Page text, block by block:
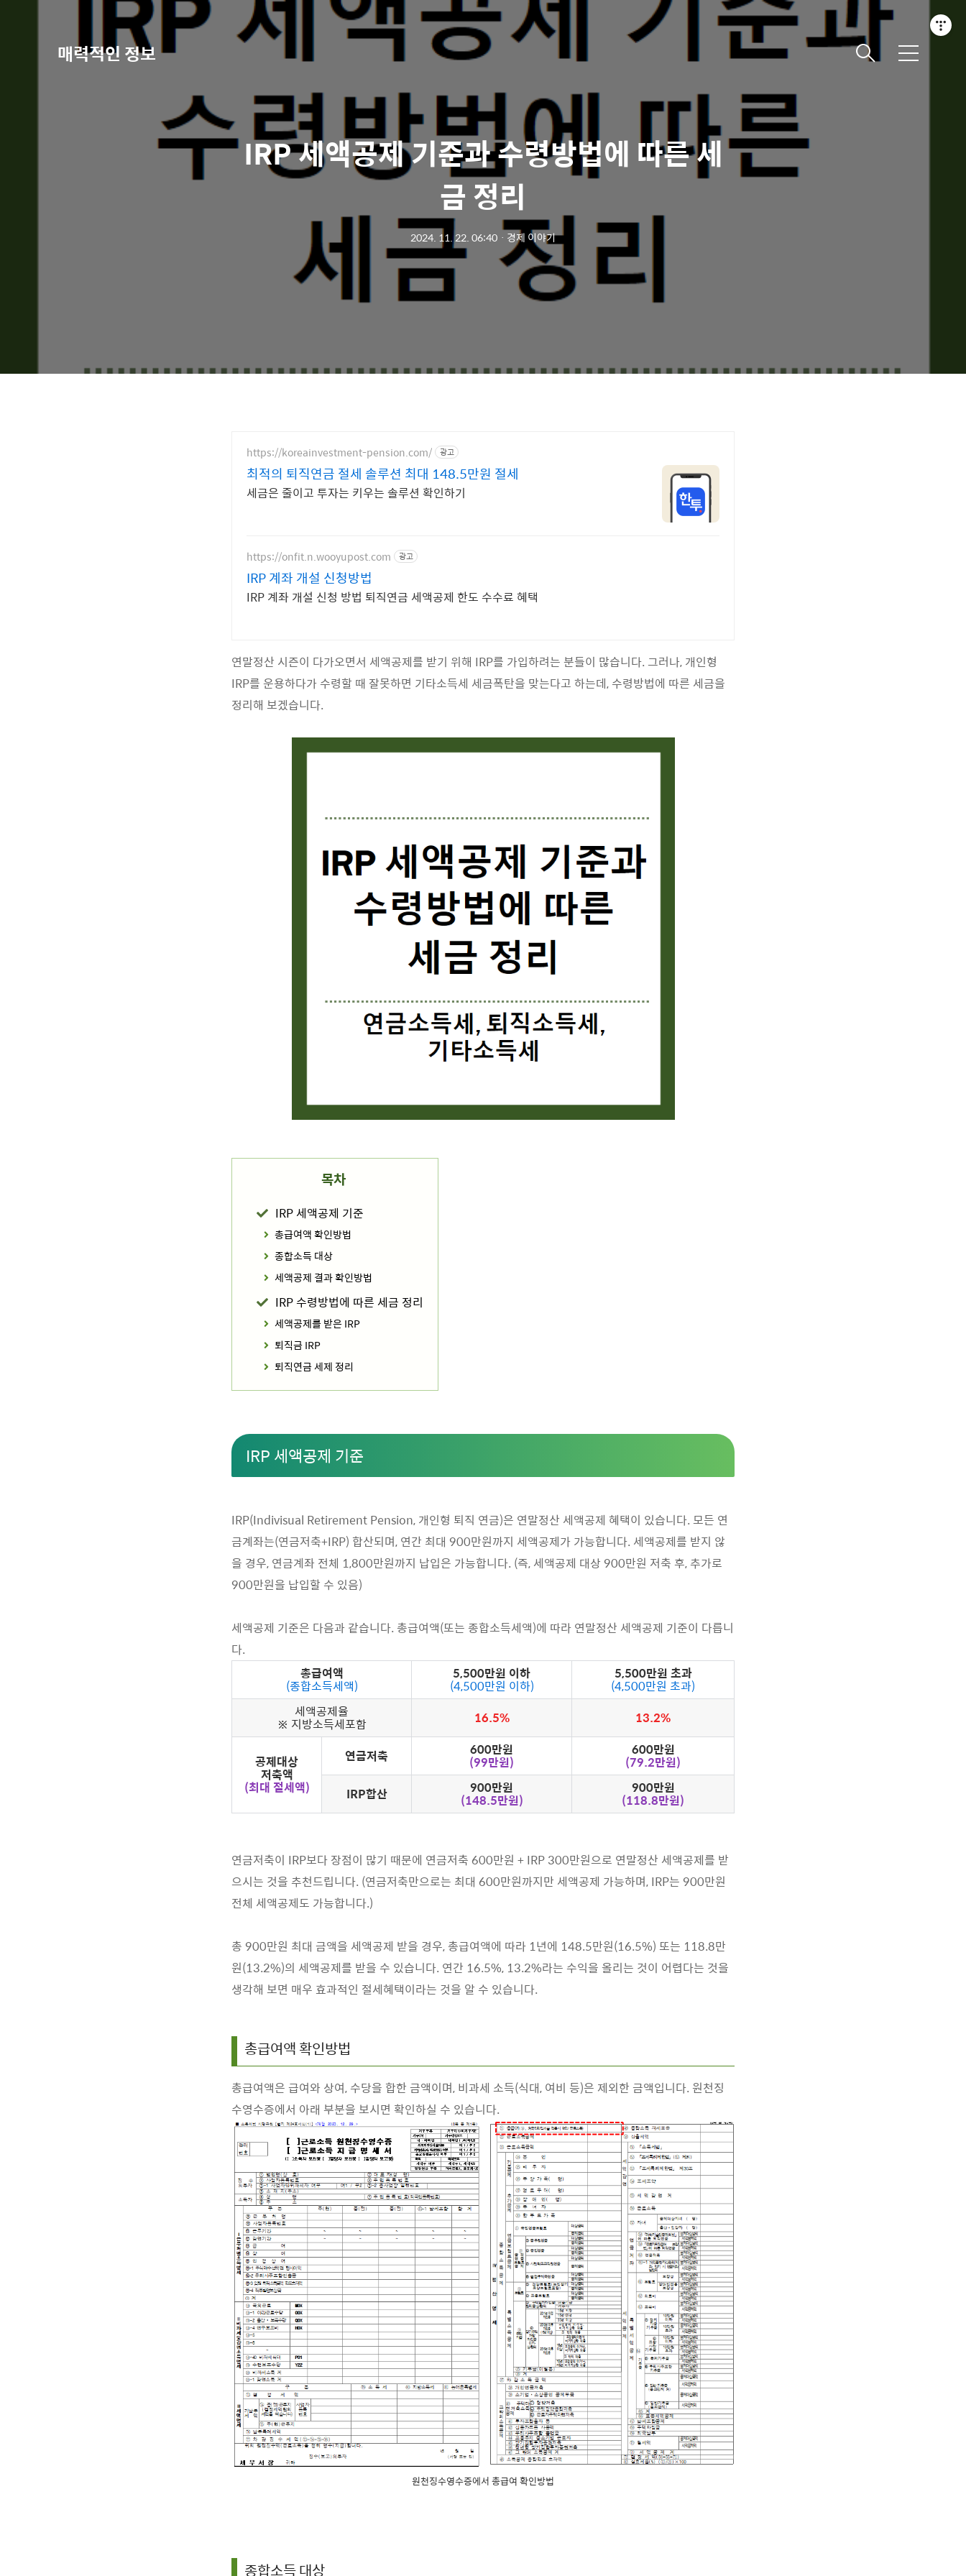
매력적인 정보 메
IRP 세액공제 기준과 수령방법에 따른 세
금 정리
2024. 11. 22. 06:40 ㆍ 경제 이야기
https://koreainvestment-pension.com/ 광고
최적의 퇴직연금 절세 솔루션 최대 148.5만원 절세
세금은 줄이고 투자는 키우는 솔루션 확인하기
https://onfit.n.wooyupost.com 광고
IRP 계좌 개설 신청방법
IRP 계좌 개설 신청 방법 퇴직연금 세액공제 한도 수수료 혜택
연말정산 시즌이 다가오면서 세액공제를 받기 위해 IRP를 가입하려는 분들이 많습니다. 그러나, 개인형
IRP를 운용하다가 수령할 때 잘못하면 기타소득세 세금폭탄을 맞는다고 하는데, 수령방법에 따른 세금을
정리해 보겠습니다.
목차
IRP 세액공제 기준
총급여액 확인방법
종합소득 대상
세액공제 결과 확인방법
IRP 수령방법에 따른 세금 정리
세액공제를 받은 IRP
퇴직금 IRP
퇴직연금 세제 정리
IRP 세액공제 기준
IRP(Indivisual Retirement Pension, 개인형 퇴직 연금)은 연말정산 세액공제 혜택이 있습니다. 모든 연
금계좌는(연금저축+IRP) 합산되며, 연간 최대 900만원까지 세액공제가 가능합니다. 세액공제를 받지 않
을 경우, 연금계좌 전체 1,800만원까지 납입은 가능합니다. (즉, 세액공제 대상 900만원 저축 후, 추가로
900만원을 납입할 수 있음)
세액공제 기준은 다음과 같습니다. 총급여액(또는 종합소득세액)에 따라 연말정산 세액공제 기준이 다릅니
다.
총급여액
(종합소득세액)
5,500만원 이하
(4,500만원 이하)
5,500만원 초과
(4,500만원 초과)
세액공제율
※ 지방소득세포함 16.5% 13.2%
공제대상
저축액
(최대 절세액)
연금저축 600만원
(99만원)
600만원
(79.2만원)
IRP합산
900만원
(148.5만원)
900만원
(118.8만원)
연금저축이 IRP보다 장점이 많기 때문에 연금저축 600만원 + IRP 300만원으로 연말정산 세액공제를 받
으시는 것을 추천드립니다. (연금저축만으로는 최대 600만원까지만 세액공제 가능하며, IRP는 900만원
전체 세액공제도 가능합니다.)
총 900만원 최대 금액을 세액공제 받을 경우, 총급여액에 따라 1년에 148.5만원(16.5%) 또는 118.8만
원(13.2%)의 세액공제를 받을 수 있습니다. 연간 16.5%, 13.2%라는 수익을 올리는 것이 어렵다는 것을
생각해 보면 매우 효과적인 절세혜택이라는 것을 알 수 있습니다.
총급여액 확인방법
총급여액은 급여와 상여, 수당을 합한 금액이며, 비과세 소득(식대, 여비 등)은 제외한 금액입니다. 원천징
수영수증에서 아래 부분을 보시면 확인하실 수 있습니다.
원천징수영수증에서 총급여 확인방법
종합소득 대상